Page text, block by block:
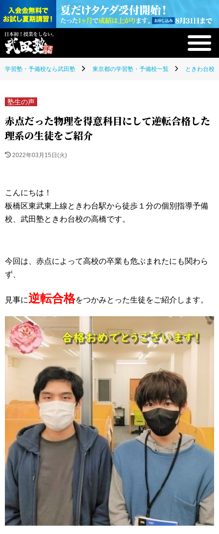
学習塾・予備校なら武田塾 東京都の学習塾・予備校一覧 ときわ台校(
塾生の声
赤点だった物理を得意科目にして逆転合格した
理系の生徒をご紹介
2022年03月15日(火)
こんにちは！
板橋区東武東上線ときわ台駅から徒歩１分の個別指導予備
校、武田塾ときわ台校の高橋です。
今回は、赤点によって高校の卒業も危ぶまれたにも関わら
ず、
見事に逆転合格をつかみとった生徒をご紹介します。